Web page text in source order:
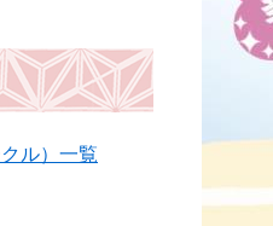
ル）一覧